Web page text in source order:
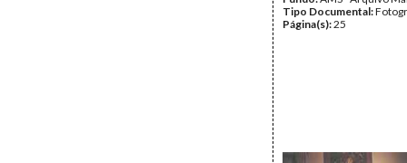
Tipo Documental:
Página(s):25